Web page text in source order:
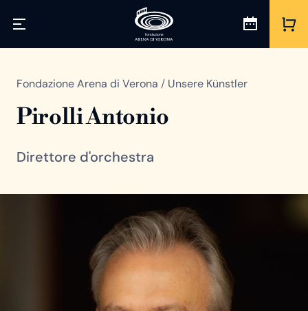
Fondazione Arena di Verona / Unsere Künstler
Pirolli Antonio
Direttore d'orchestra